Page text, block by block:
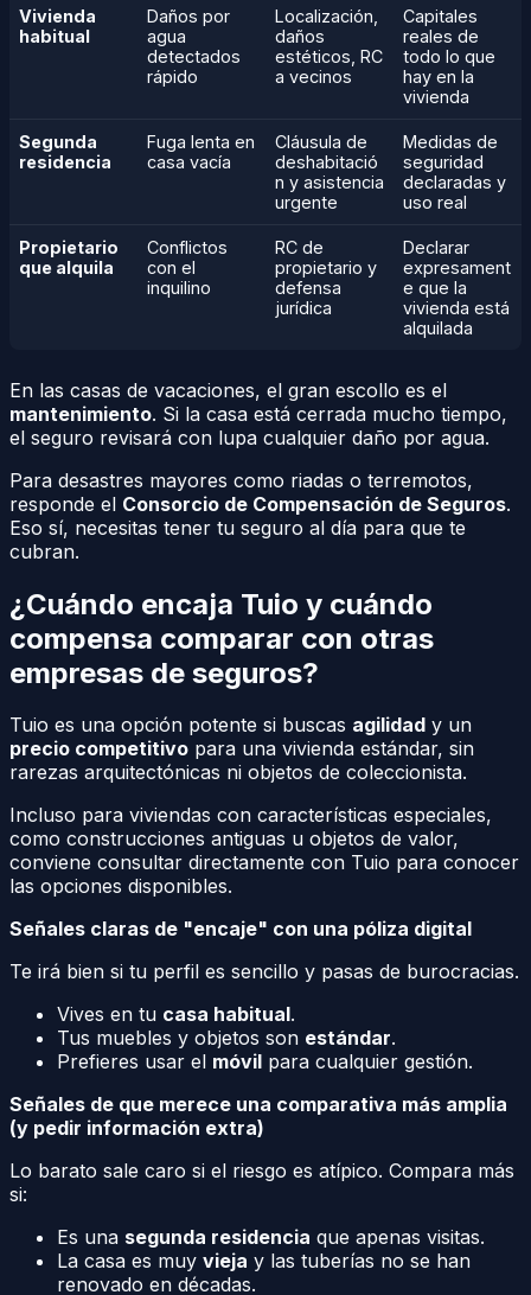
Vivienda
habitual
Daños por
agua
detectados
rápido
Localización,
daños
estéticos, RC
a vecinos
Capitales
reales de
todo lo que
hay en la
vivienda
Segunda
residencia
Fuga lenta en
casa vacía
Cláusula de
deshabitació
n y asistencia
urgente
Medidas de
seguridad
declaradas y
uso real
Propietario
que alquila
Conflictos
con el
inquilino
RC de
propietario y
defensa
jurídica
Declarar
expresament
e que la
vivienda está
alquilada
En las casas de vacaciones, el gran escollo es el
mantenimiento. Si la casa está cerrada mucho tiempo,
el seguro revisará con lupa cualquier daño por agua.
Para desastres mayores como riadas o terremotos,
responde el Consorcio de Compensación de Seguros.
Eso sí, necesitas tener tu seguro al día para que te
cubran.
¿Cuándo encaja Tuio y cuándo
compensa comparar con otras
empresas de seguros?
Tuio es una opción potente si buscas agilidad y un
precio competitivo para una vivienda estándar, sin
rarezas arquitectónicas ni objetos de coleccionista.
Incluso para viviendas con características especiales,
como construcciones antiguas u objetos de valor,
conviene consultar directamente con Tuio para conocer
las opciones disponibles.
Señales claras de "encaje" con una póliza digital
Te irá bien si tu perfil es sencillo y pasas de burocracias.
Vives en tu casa habitual.
Tus muebles y objetos son estándar.
Prefieres usar el móvil para cualquier gestión.
Señales de que merece una comparativa más amplia
(y pedir información extra)
Lo barato sale caro si el riesgo es atípico. Compara más
si:
Es una segunda residencia que apenas visitas.
La casa es muy vieja y las tuberías no se han
renovado en décadas.